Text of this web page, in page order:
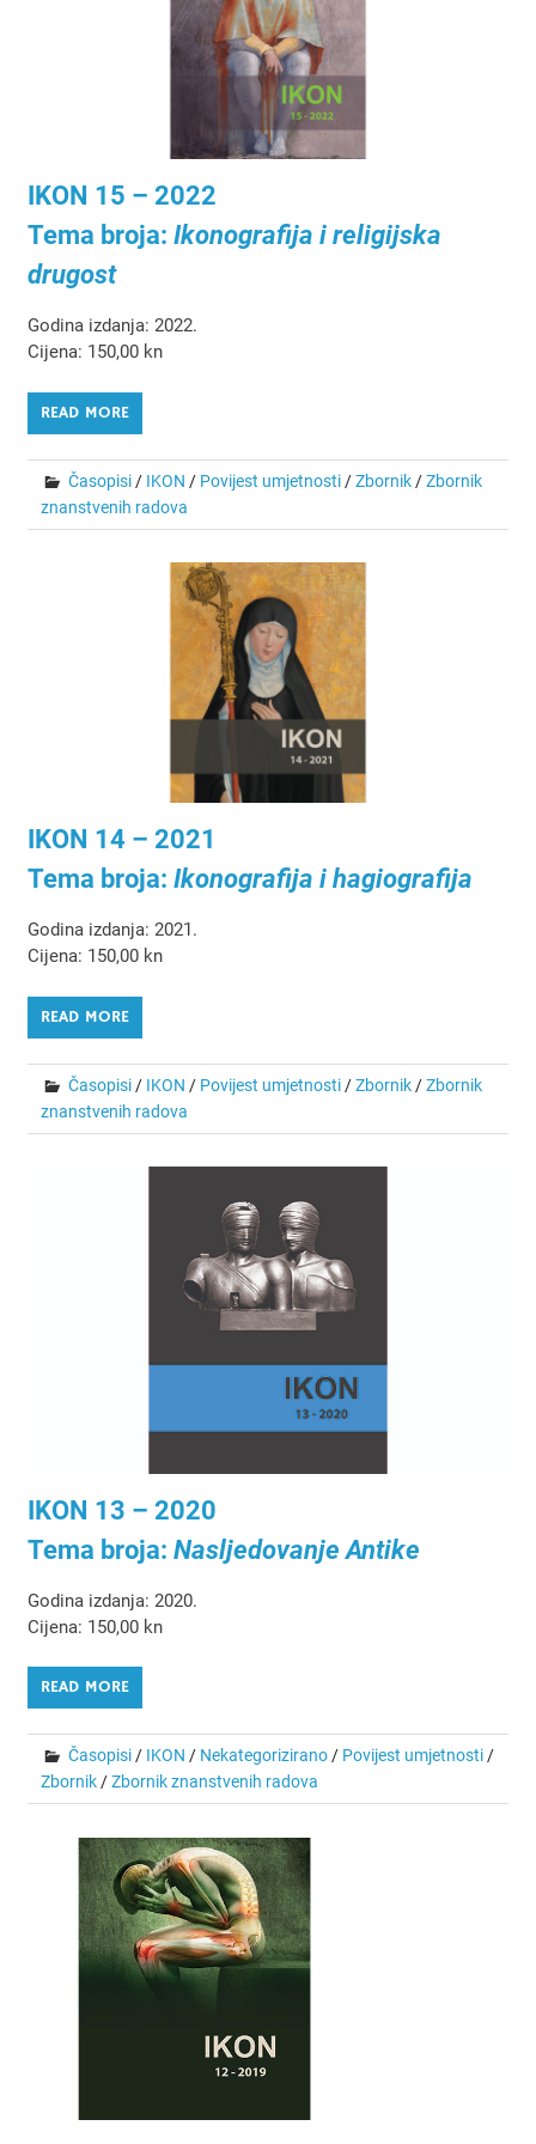
IKON 15 – 2022
Tema broja: Ikonografija i religijska
drugost
Godina izdanja: 2022.
Cijena: 150,00 kn
READ MORE
Časopisi/ IKON / Povijest umjetnosti/Zbornik/Zbornik
znanstvenih radova
IKON 14 – 2021
Tema broja: Ikonografija i hagiografija
Godina izdanja: 2021.
Cijena: 150,00 kn
READ MORE
Časopisi/ IKON / Povijest umjetnosti/Zbornik/Zbornik
znanstvenih radova
IKON 13 – 2020
Tema broja: Nasljedovanje Antike
Godina izdanja: 2020.
Cijena: 150,00 kn
READ MORE
Časopisi/ IKON / Nekategorizirano/ Povijest umjetnosti/
Zbornik/Zbornik znanstvenih radova